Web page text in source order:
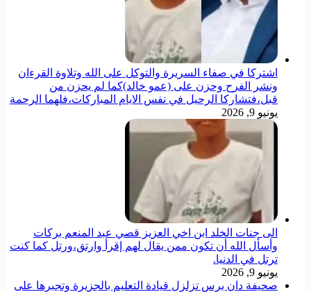
اشتركا في صفاء السريرة والتوكل على الله وتلاوة القرءان
ونشر الفرح وحزن على (عمو خالد)كما لم يحزن من
قبل،فتشاركا الرحيل في نفس الايام المباركات،فلهما الرحمة
يونيو 9, 2026
الى جنات الخلد ابن اخي العزيز قصي عبد المنعم بركات
وأسأل الله أن تكون ممن يقال لهم إقرأ وارتق،ورتل كما كنت
ترتل في الدنيا.
يونيو 9, 2026
صحيفة دان برس تزلزل قيادة التعليم بالجزيرة وتجبرها على